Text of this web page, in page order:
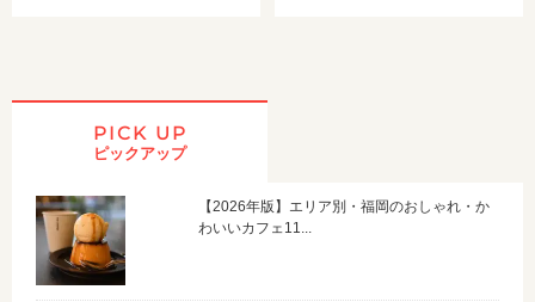
PICK UP
ピックアップ
【2026年版】エリア別・福岡のおしゃれ・か
わいいカフェ11...